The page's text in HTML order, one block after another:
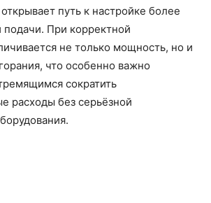
путь к настройке более
При корректной
не только мощность, но и
что особенно важно
сократить
расходы без серьёзной